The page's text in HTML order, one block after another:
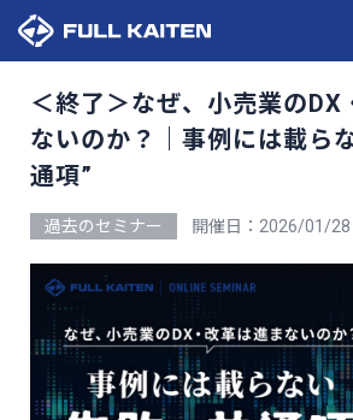
＜終了＞なぜ、小売業のDX
ないのか？｜事例には載ら
通項”
過去のセミナー 開催日：2026/01/28